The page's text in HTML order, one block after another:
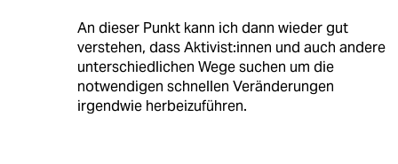
An dieser Punkt kann ich dann wieder gut
verstehen, dass Aktivist:innen und auch andere
unterschiedlichen Wege suchen um die
notwendigen schnellen Veränderungen
irgendwie herbeizuführen.